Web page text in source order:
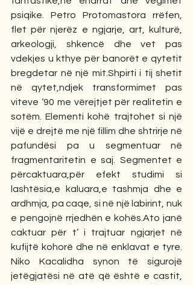
psiqike. Petro Protomastora rrëfen,
flet për njerëz e ngjarje, art, kulturë,
arkeologji, shkencë dhe vet pas
vdekjes u kthye për banorët e qytetit
bregdetar në një mit.Shpirti i tij shetit
në qytet,ndjek transformimet pas
viteve ‘90 me vërejtjet për realitetin e
sotëm. Elementi kohë trajtohet si një
vijë e drejtë me një fillim dhe shtrirje në
pafundësi pa u segmentuar në
fragmentaritetin e saj. Segmentet e
përcaktuara,për efekt studimi si
lashtësia,e kaluara,e tashmja dhe e
ardhmja, pa caqe, si në një labirint, nuk
e pengojnë rrjedhën e kohës.Ato janë
caktuar për t’ i trajtuar ngjarjet në
kufijtë kohorë dhe në enklavat e tyre.
Niko Kacalidha synon të sigurojë
jetëgjatësi në atë që është e castit,